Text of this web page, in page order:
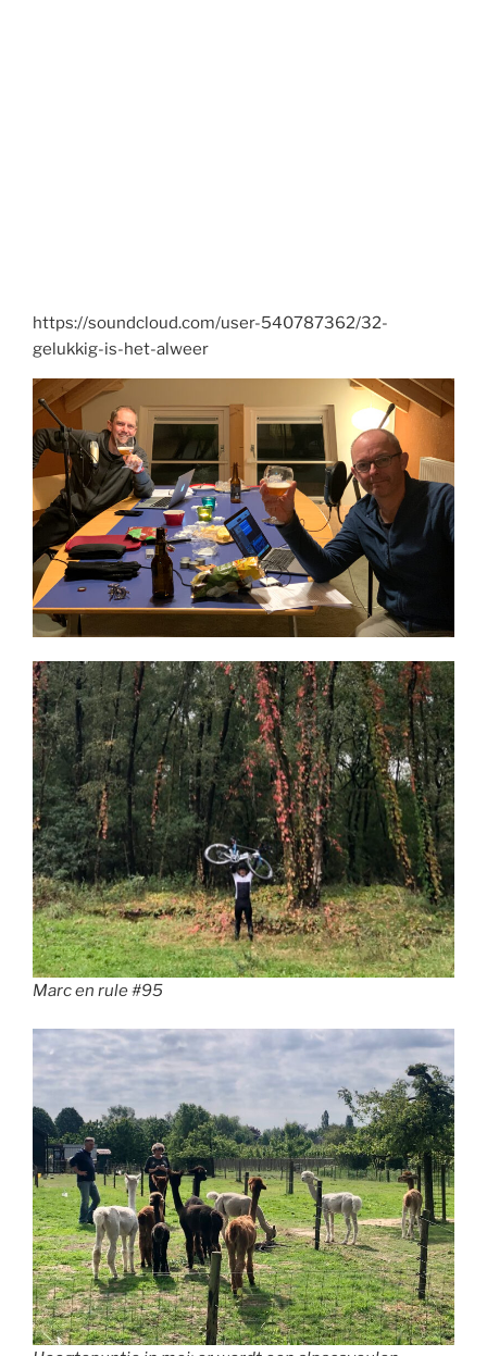
https://soundcloud.com/user-540787362/32-
gelukkig-is-het-alweer
Marc en rule #95